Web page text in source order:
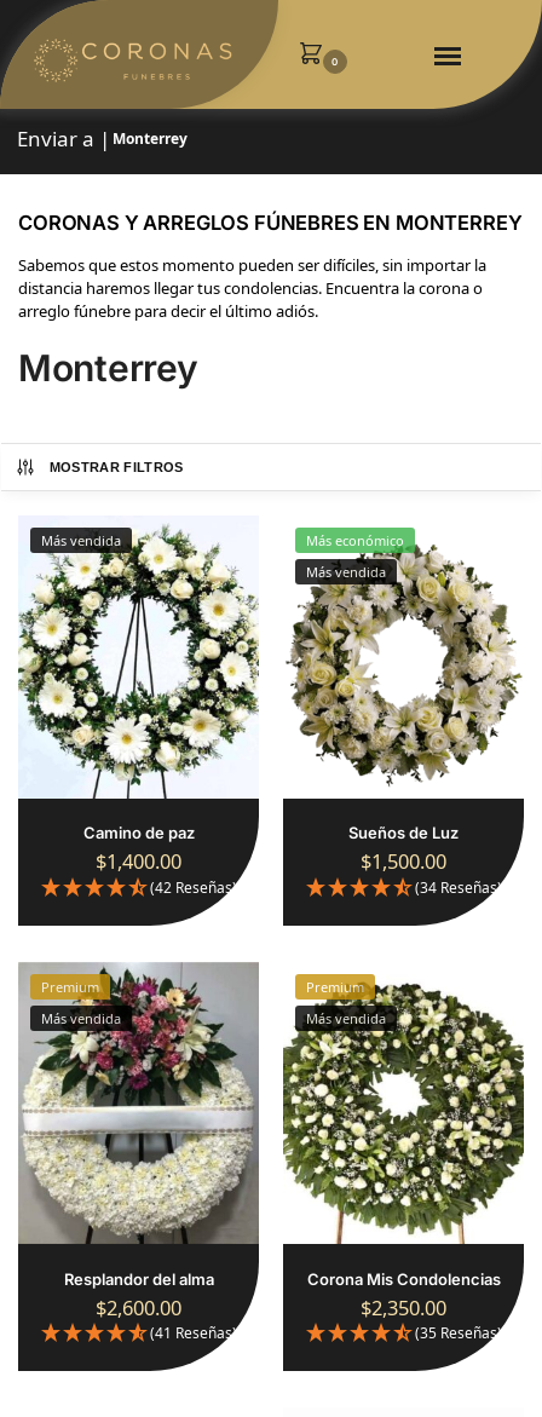
0
Enviar a | Monterrey
CORONAS Y ARREGLOS FÚNEBRES EN MONTERREY
Sabemos que estos momento pueden ser difíciles, sin importar la
distancia haremos llegar tus condolencias. Encuentra la corona o
arreglo fúnebre para decir el último adiós.
Monterrey
MOSTRAR FILTROS
Más vendida
Camino de paz
$1,400.00
(42 Reseñas)
Más económico
Más vendida
Sueños de Luz
$1,500.00
(34 Reseñas)
Premium
Más vendida
Resplandor del alma
$2,600.00
(41 Reseñas)
Premium
Más vendida
Corona Mis Condolencias
$2,350.00
(35 Reseñas)